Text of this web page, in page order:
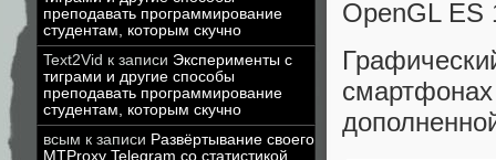
преподавать программирование
студентам, которым скучно
Text2Vid к записи Эксперименты с
тиграми и другие способы
преподавать программирование
студентам, которым скучно
всым к записи Развёртывание своего
MTProxy Telegram со статистикой
OpenGL ES